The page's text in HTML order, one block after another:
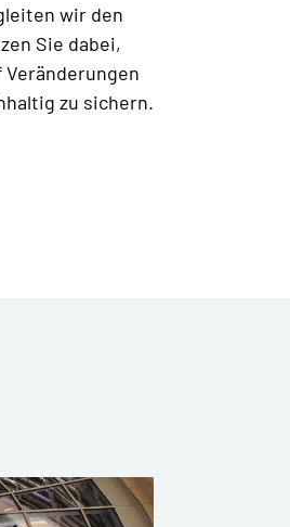
wir den
Sie dabei,
zu sichern.